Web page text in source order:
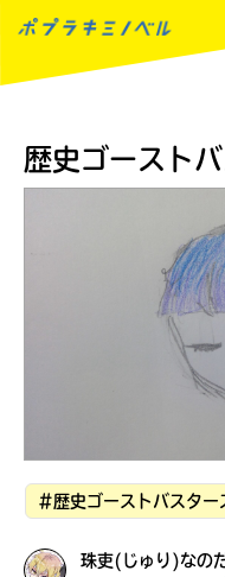
歴史ゴースト
#歴史ゴーストバスタ
珠吏(じゅり)なの